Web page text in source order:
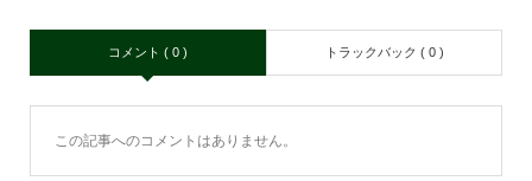
コメント ( 0 ) トラックバック ( 0 )
この記事へのコメントはありません。